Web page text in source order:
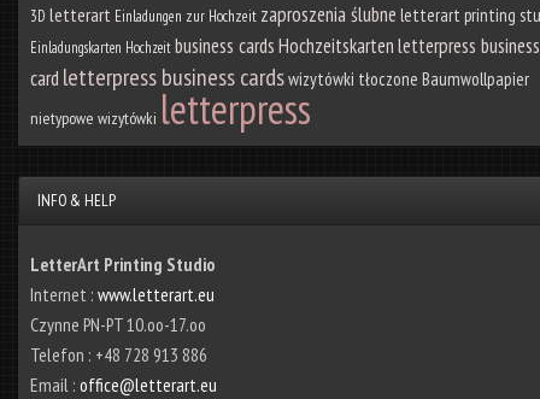
3D letterart Einladungen zur Hochzeit zaproszenia ślubne letterart printing
Einladungskarten Hochzeitbusiness cardsHochzeitskartenletterpress business
card letterpress business cardswizytówki tłoczone Baumwollpapier
nietypowe wizytówki letterpress
INFO & HELP
LetterArt Printing Studio
Internet : www.letterart.eu
Czynne PN-PT 10.oo-17.oo
Telefon : +48 728 913 886
Email : office@letterart.eu